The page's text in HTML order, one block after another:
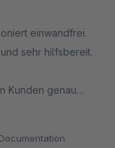
einwandfrei.
sehr hilfsbereit.
Kunden genau
Documentation